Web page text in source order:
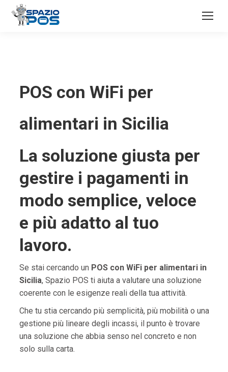
POS con WiFi per
alimentari in Sicilia
La soluzione giusta per
gestire i pagamenti in
modo semplice, veloce
e più adatto al tuo
lavoro.
Se stai cercando un POS con WiFi per alimentari in
Sicilia, Spazio POS ti aiuta a valutare una soluzione
coerente con le esigenze reali della tua attività.
Che tu stia cercando più semplicità, più mobilità o una
gestione più lineare degli incassi, il punto è trovare
una soluzione che abbia senso nel concreto e non
solo sulla carta.